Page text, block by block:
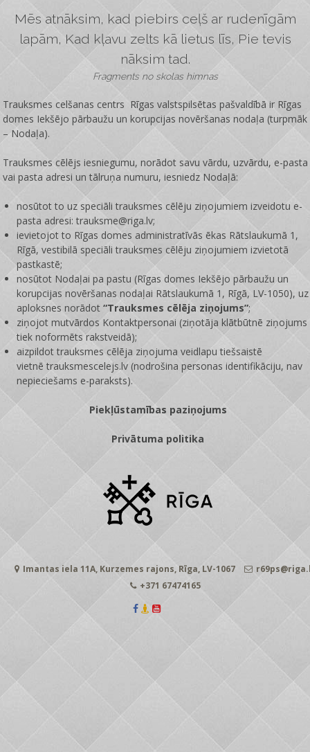
Mēs atnāksim, kad piebirs ceļš ar rudenīgām
lapām, Kad kļavu zelts kā lietus līs, Pie tevis
nāksim tad.
Fragments no skolas himnas
Trauksmes celšanas centrs Rīgas valstspilsētas pašvaldībā ir Rīgas
domes Iekšējo pārbaužu un korupcijas novēršanas nodaļa (turpmāk
– Nodaļa).
Trauksmes cēlējs iesniegumu, norādot savu vārdu, uzvārdu, e-pasta
vai pasta adresi un tālruņa numuru, iesniedz Nodaļā:
nosūtot to uz speciāli trauksmes cēlēju ziņojumiem izveidotu e-
pasta adresi: trauksme@riga.lv;
ievietojot to Rīgas domes administratīvās ēkas Rātslaukumā 1,
Rīgā, vestibilā speciāli trauksmes cēlēju ziņojumiem izvietotā
pastkastē;
nosūtot Nodaļai pa pastu (Rīgas domes Iekšējo pārbaužu un
korupcijas novēršanas nodaļai Rātslaukumā 1, Rīgā, LV-1050), uz
aploksnes norādot“Trauksmes cēlēja ziņojums”;
ziņojot mutvārdos Kontaktpersonai (ziņotāja klātbūtnē ziņojums
tiek noformēts rakstveidā);
aizpildot trauksmes cēlēja ziņojuma veidlapu tiešsaistē
vietnētrauksmescelejs.lv (nodrošina personas identifikāciju, nav
nepieciešams e-paraksts).
Piekļūstamības paziņojums
Privātuma politika
Imantas iela 11A, Kurzemes rajons, Rīga, LV-1067
+371 67474165